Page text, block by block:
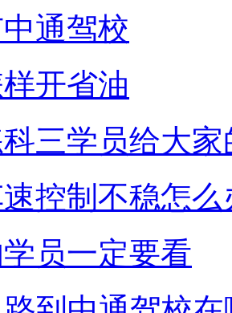
通驾校
开省油
三学员给大家
控制不稳怎么
员一定要看